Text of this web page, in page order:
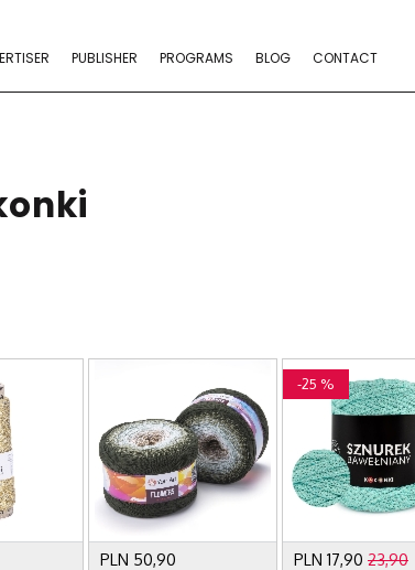
PUBLISHER PROGRAMS BLOG CONTACT